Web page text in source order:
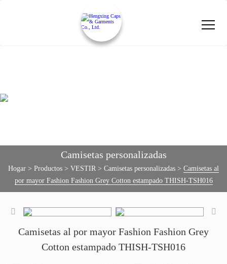
Camisetas personalizadas
Hogar > Productos > VESTIR > Camisetas personalizadas > Camisetas al
por mayor Fashion Fashion Grey Cotton estampado THISH-TSH016
Camisetas al por mayor Fashion Fashion Grey
Cotton estampado THISH-TSH016